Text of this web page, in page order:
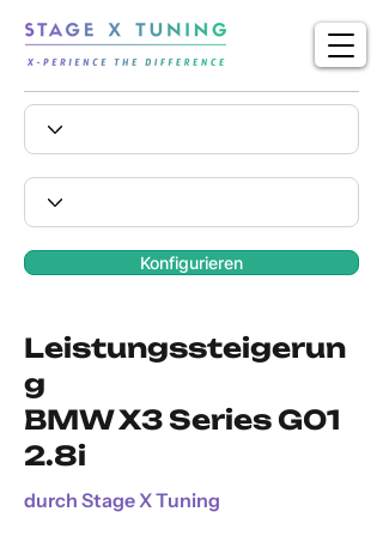
Konfigurieren
Leistungssteigerun
g
BMW X3 Series G01
2.8i
durch Stage X Tuning